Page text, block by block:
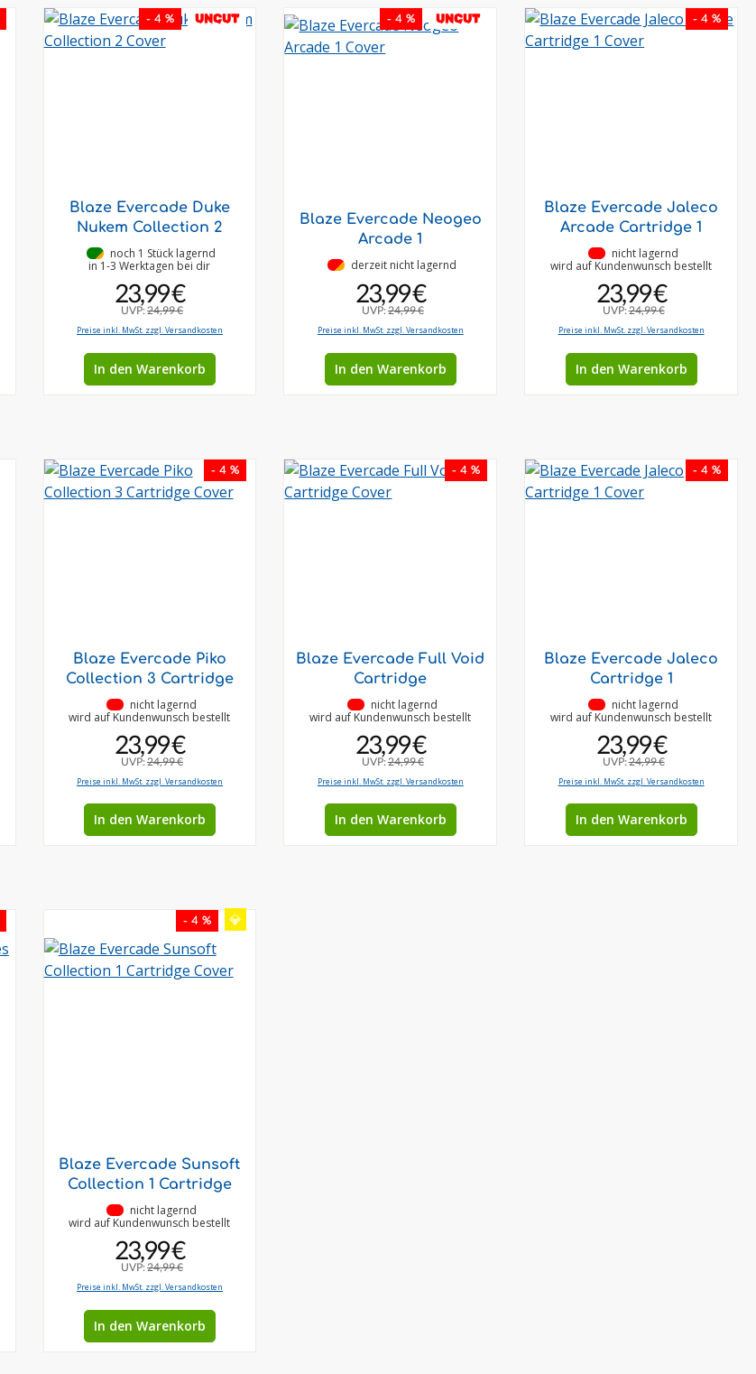
- 4 % UNCUT
Blaze Evercade Duke
Nukem Collection 2
•
noch 1 Stück lagernd
in 1-3 Werktagen bei dir
23,99 €
UVP:24,99 €
Preise inkl. MwSt. zzgl. Versandkosten
In den Warenkorb
- 4 % UNCUT
Blaze Evercade Neogeo
Arcade 1
• derzeit nicht lagernd
23,99 €
UVP:24,99 €
Preise inkl. MwSt. zzgl. Versandkosten
In den Warenkorb
- 4 %
Blaze Evercade Jaleco
Arcade Cartridge 1
nicht lagernd
wird auf Kundenwunsch bestellt
23,99 €
UVP:24,99 €
Preise inkl. MwSt. zzgl. Versandkosten
In den Warenkorb
- 4 %
Blaze Evercade Piko
Collection 3 Cartridge
nicht lagernd
wird auf Kundenwunsch bestellt
23,99 €
UVP: 24,99 €
Preise inkl. MwSt. zzgl. Versandkosten
In den Warenkorb
- 4 %
Blaze Evercade Full Void
Cartridge
nicht lagernd
wird auf Kundenwunsch bestellt
23,99 €
UVP:24,99 €
Preise inkl. MwSt. zzgl. Versandkosten
In den Warenkorb
- 4 %
Blaze Evercade Jaleco
Cartridge 1
nicht lagernd
wird auf Kundenwunsch bestellt
23,99 €
UVP:24,99 €
Preise inkl. MwSt. zzgl. Versandkosten
In den Warenkorb
- 4 % 💎
Blaze Evercade Sunsoft
Collection 1 Cartridge
nicht lagernd
wird auf Kundenwunsch bestellt
23,99 €
UVP:24,99 €
Preise inkl. MwSt. zzgl. Versandkosten
In den Warenkorb